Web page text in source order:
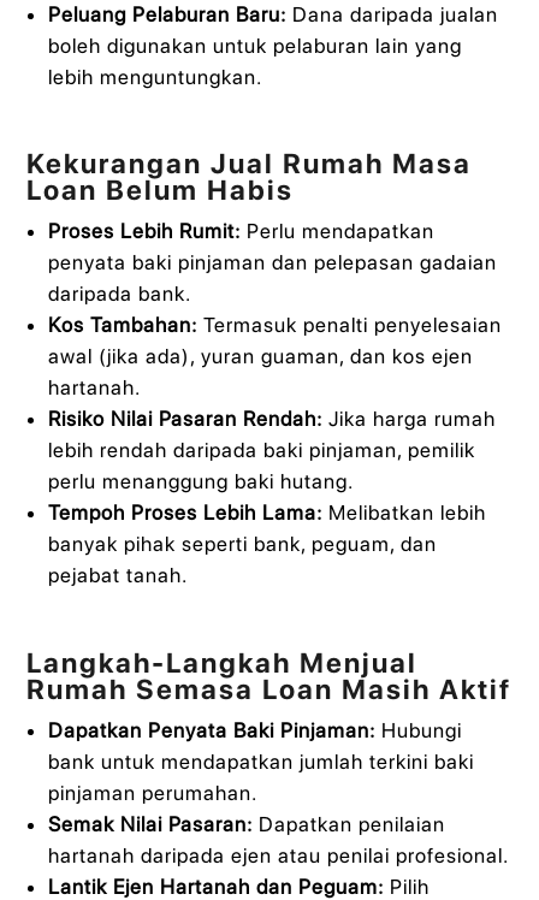
Peluang Pelaburan Baru: Dana daripada jualan
boleh digunakan untuk pelaburan lain yang
lebih menguntungkan.
Kekurangan Jual Rumah Masa
Loan Belum Habis
Proses Lebih Rumit: Perlu mendapatkan
penyata baki pinjaman dan pelepasan gadaian
daripada bank.
Kos Tambahan: Termasuk penalti penyelesaian
awal (jika ada), yuran guaman, dan kos ejen
hartanah.
Risiko Nilai Pasaran Rendah: Jika harga rumah
lebih rendah daripada baki pinjaman, pemilik
perlu menanggung baki hutang.
Tempoh Proses Lebih Lama: Melibatkan lebih
banyak pihak seperti bank, peguam, dan
pejabat tanah.
Langkah-Langkah Menjual
Rumah Semasa Loan Masih Aktif
Dapatkan Penyata Baki Pinjaman: Hubungi
bank untuk mendapatkan jumlah terkini baki
pinjaman perumahan.
Semak Nilai Pasaran: Dapatkan penilaian
hartanah daripada ejen atau penilai profesional.
Lantik Ejen Hartanah dan Peguam: Pilih